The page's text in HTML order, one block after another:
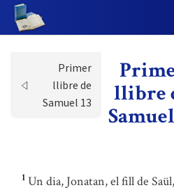
Primer
llibre de
Samuel 13
llibre
1 Un dia, Jonatan, el fill de